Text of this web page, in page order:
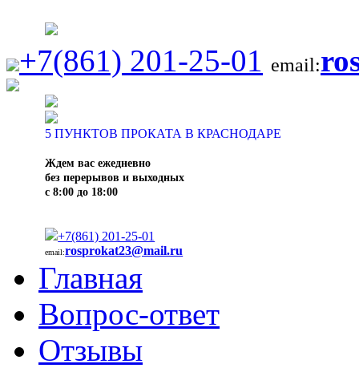
+7(861) 201-25-01 email:
5 ПУНКТОВ ПРОКАТА В КРАСНОДАРЕ
Ждем вас ежедневно
без перерывов и выходных
с 8:00 до 18:00
+7(861) 201-25-01
email:rosprokat23@mail.ru
Главная
Вопрос-ответ
Отзывы